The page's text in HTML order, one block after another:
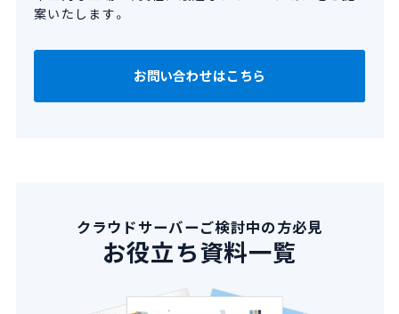
案いたします。
お問い合わせはこちら
クラウドサーバーご検討中の方必見
お役立ち資料一覧